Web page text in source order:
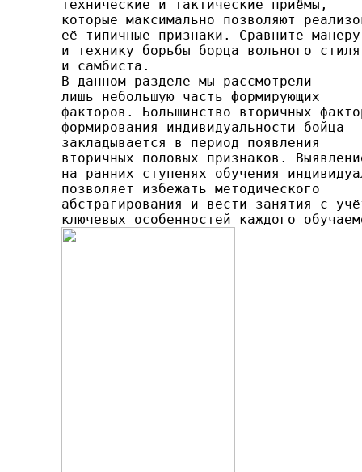
технические и тактические приёмы,
которые максимально позволяют
её типичные признаки. Сравните манеру
и техни­ку борьбы борца вольного стиля
и самбиста.
В данном разделе мы рассмотрели
лишь небольшую часть формирующих
факторов. Большинство вторичных
формирования индивидуальности бойца
закладывается в период появления
вторичных половых признаков.
на ранних ступенях обучения
по­зволяет избежать методического
абстрагирования и вести занятия с